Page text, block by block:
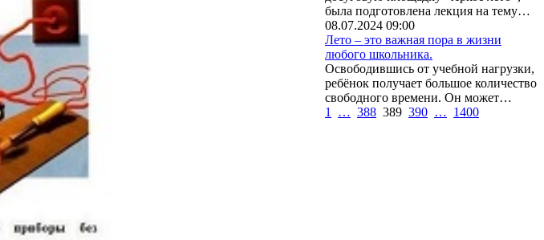
была подготовлена лекция на тему…
08.07.2024 09:00
Лето – это важная пора в жизни
любого школьника.
Освободившись от учебной нагрузки,
ребёнок получает большое количество
свободного времени. Он может…
1
… 388 389 390 … 1400